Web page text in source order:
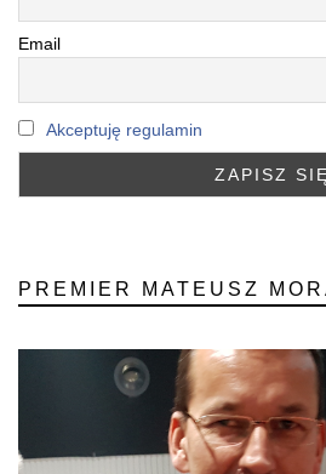
Email
Akceptuję regulamin
PREMIER MATEUSZ